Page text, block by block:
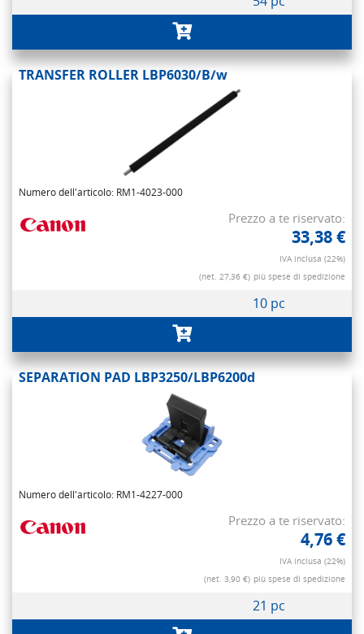
TRANSFER ROLLER LBP6030/B/w
Numero dell'articolo: RM1-4023-000
Prezzo a te riservato:
33,38 €
IVA inclusa (22%)
(net. 27,36 €) più spese di spedizione
10 pc
SEPARATION PAD LBP3250/LBP6200d
Numero dell'articolo: RM1-4227-000
Prezzo a te riservato:
4,76 €
IVA inclusa (22%)
(net. 3,90 €) più spese di spedizione
21 pc